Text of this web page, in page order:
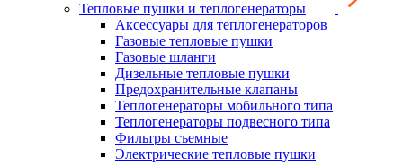
Тепловые пушки и теплогенераторы
Аксессуары для теплогенераторов
Газовые тепловые пушки
Газовые шланги
Дизельные тепловые пушки
Предохранительные клапаны
Теплогенераторы мобильного типа
Теплогенераторы подвесного типа
Фильтры съемные
Электрические тепловые пушки